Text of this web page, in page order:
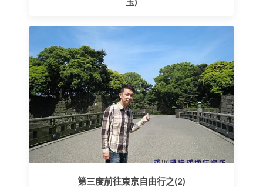
第三度前往東京自由行之(2)